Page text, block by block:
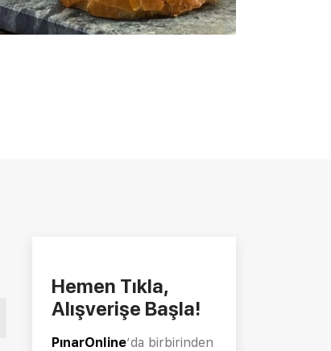
Hemen Tıkla,
Alışverişe Başla!
PınarOnline’da birbirinden